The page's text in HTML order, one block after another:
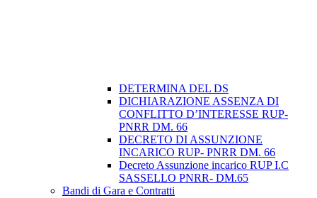
DETERMINA DEL DS
DICHIARAZIONE ASSENZA DI
CONFLITTO D’INTERESSE RUP-
PNRR DM. 66
DECRETO DI ASSUNZIONE
INCARICO RUP- PNRR DM. 66
Decreto Assunzione incarico RUP I.C
SASSELLO PNRR- DM.65
Bandi di Gara e Contratti